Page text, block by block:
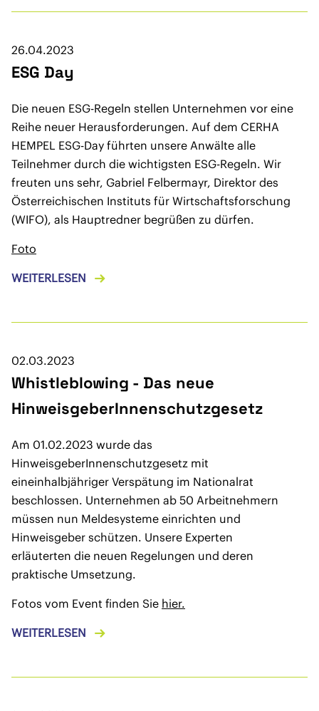
26.04.2023
ESG Day
Die neuen ESG-Regeln stellen Unternehmen vor eine
Reihe neuer Herausforderungen. Auf dem CERHA
HEMPEL ESG-Day führten unsere Anwälte alle
Teilnehmer durch die wichtigsten ESG-Regeln. Wir
freuten uns sehr, Gabriel Felbermayr, Direktor des
Österreichischen Instituts für Wirtschaftsforschung
(WIFO), als Hauptredner begrüßen zu dürfen.
Foto
WEITERLESEN
02.03.2023
Whistleblowing - Das neue
HinweisgeberInnenschutzgesetz
Am 01.02.2023 wurde das
HinweisgeberInnenschutzgesetz mit
eineinhalbjähriger Verspätung im Nationalrat
beschlossen. Unternehmen ab 50 Arbeitnehmern
müssen nun Meldesysteme einrichten und
Hinweisgeber schützen. Unsere Experten
erläuterten die neuen Regelungen und deren
praktische Umsetzung.
Fotos vom Event finden Sie hier.
WEITERLESEN